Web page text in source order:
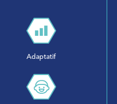
Adaptatif